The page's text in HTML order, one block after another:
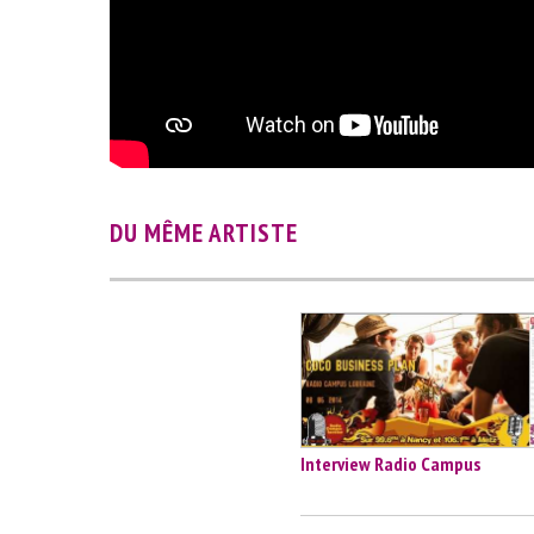
DU MÊME ARTISTE
Interview Radio Campus